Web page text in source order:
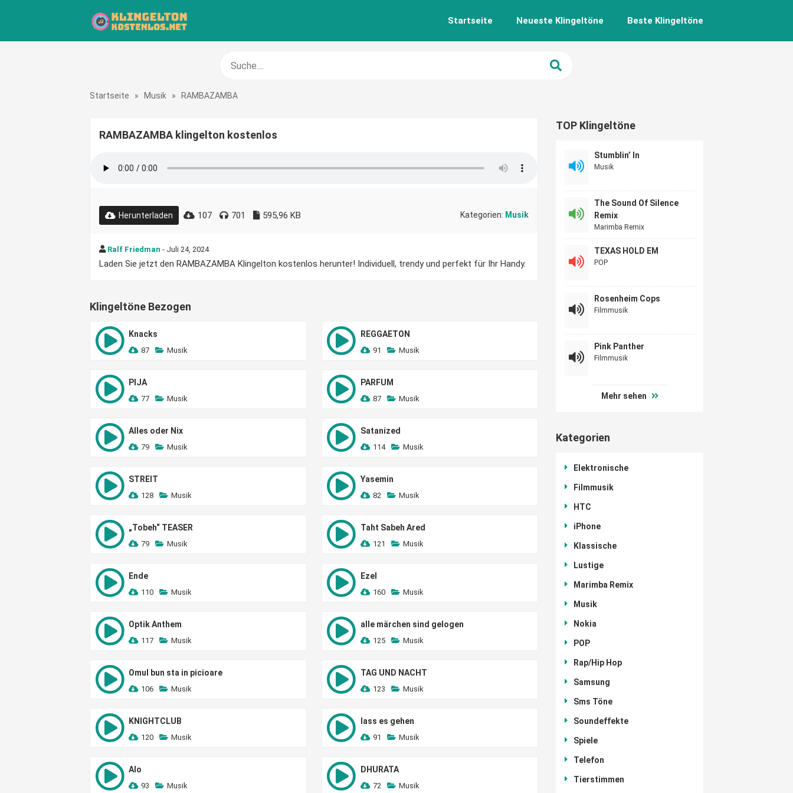
Startseite Neueste Klingeltöne Beste Klingeltöne
Startseite » Musik » RAMBAZAMBA
RAMBAZAMBA klingelton kostenlos
Herunterladen 107 701 595,96 KB Kategorien: Musik
Ralf Friedman - Juli 24, 2024
Laden Sie jetzt den RAMBAZAMBA Klingelton kostenlos herunter! Individuell, trendy und perfekt für Ihr Handy.
Klingeltöne Bezogen
Knacks
87 Musik
REGGAETON
91 Musik
PIJA
77 Musik
PARFUM
87 Musik
Alles oder Nix
79 Musik
Satanized
114 Musik
STREIT
128 Musik
Yasemin
82 Musik
„Tobeh“ TEASER
79 Musik
Taht Sabeh Ared
121 Musik
Ende
110 Musik
Ezel
160 Musik
Optik Anthem
117 Musik
alle märchen sind gelogen
125 Musik
Omul bun sta in picioare
106 Musik
TAG UND NACHT
123 Musik
KNIGHTCLUB
120 Musik
lass es gehen
91 Musik
Alo
93 Musik
DHURATA
72 Musik
TOP Klingeltöne
Stumblin’ In
Musik
The Sound Of Silence
Remix
Marimba Remix
TEXAS HOLD EM
POP
Rosenheim Cops
Filmmusik
Pink Panther
Filmmusik
Mehr sehen
Kategorien
Elektronische
Filmmusik
HTC
iPhone
Klassische
Lustige
Marimba Remix
Musik
Nokia
POP
Rap/Hip Hop
Samsung
Sms Töne
Soundeffekte
Spiele
Telefon
Tierstimmen